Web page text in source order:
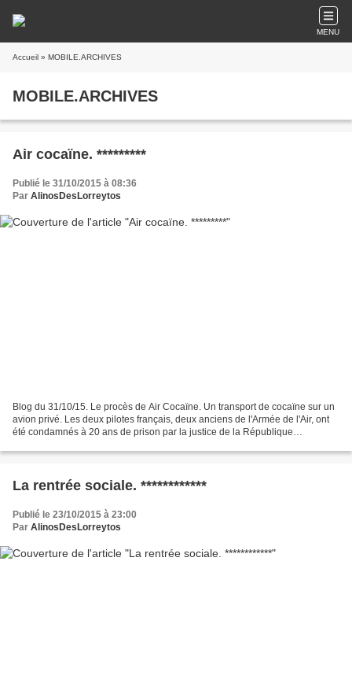
MENU
Accueil » MOBILE.ARCHIVES
MOBILE.ARCHIVES
Air cocaïne. *********
Publié le 31/10/2015 à 08:36
Par AlinosDesLorreytos
Blog du 31/10/15. Le procès de Air Cocaïne. Un transport de cocaïne sur un
avion privé. Les deux pilotes français, deux anciens de l'Armée de l'Air, ont
été condamnés à 20 ans de prison par la justice de la République
La rentrée sociale. ************
Publié le 23/10/2015 à 23:00
Par AlinosDesLorreytos